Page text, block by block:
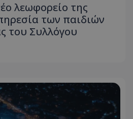
λεωφορείο της
των παιδιών
του Συλλόγου